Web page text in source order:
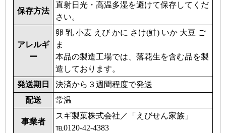
保存方法
直射日光・高温多湿を避けて保存してくだ
さい。
アレルギ
ー
卵 乳 小麦 えび かに さけ(鮭) いか 大豆 ご
ま
本品の製造工場では、落花生を含む品を製
造しております。
発送期日
決済から３週間程度で発送
配送
常温
事業者
スギ製菓株式会社／「えびせん家族」
℡0120-42-4383